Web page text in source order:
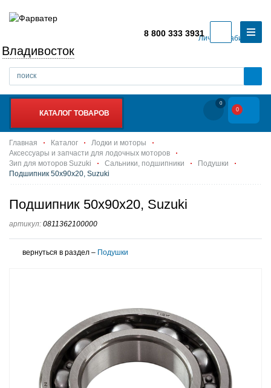
Личный кабинет
Владивосток
8 800 333 3931
КАТАЛОГ ТОВАРОВ
0
0
Главная Каталог
Лодки и моторы
Аксессуары и запчасти для лодочных моторов
Зип для моторов Suzuki
Сальники, подшипники
Подушки
Подшипник 50х90х20, Suzuki
Подшипник 50х90х20, Suzuki
артикул: 0811362100000
вернуться в раздел – Подушки